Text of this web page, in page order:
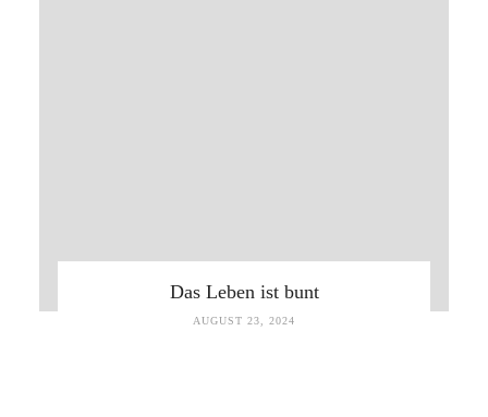
Das Leben ist bunt
AUGUST 23, 2024